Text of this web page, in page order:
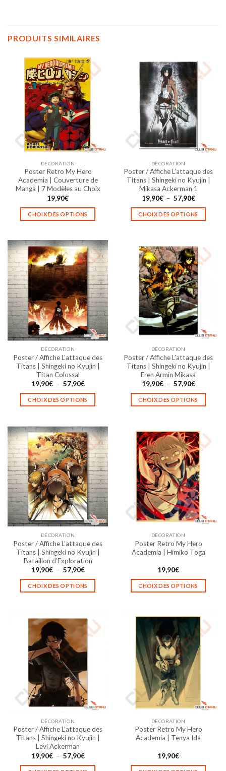
PRODUITS SIMILAIRES
DÉCORATION
Poster Retro My Hero
Academia | Couverture de
Manga | 7 Modèles au Choix
19,90€
CHOIX DES OPTIONS
a
plusieurs
variations.
Les
options
peuvent
être
choisies
sur
la
page
du
produit
DÉCORATION
Poster / Affiche L’attaque des
Titans | Shingeki no Kyujin |
Mikasa Ackerman 1
19,90€ – 57,90€Plage
prix :
19,90€
CHOIX DES OPTIONS
a
plusieurs
variations.
Les
options
peuvent
être
choisies
sur
page
du
produit
DÉCORATION
Poster / Affiche L’attaque des
Titans | Shingeki no Kyujin |
Titan Colossal
19,90€ – 57,90€Plage
prix :
19,90€
CHOIX DES OPTIONS
a
plusieurs
variations.
Les
options
peuvent
être
choisies
sur
la
page
du
produit
DÉCORATION
Poster / Affiche L’attaque des
Titans | Shingeki no Kyujin |
Eren Armin Mikasa
19,90€ – 57,90€Plage
prix :
19,90€
CHOIX DES OPTIONS
a
plusieurs
variations.
Les
options
peuvent
être
choisies
sur
page
du
DÉCORATION
Poster / Affiche L’attaque des
Titans | Shingeki no Kyujin |
Bataillon d’Exploration
19,90€ – 57,90€Plage
prix :
19,90€
CHOIX DES OPTIONS
a
plusieurs
variations.
Les
options
peuvent
être
choisies
sur
page
du
produit
DÉCORATION
Poster Retro My Hero
Academia | Himiko Toga
19,90€
CHOIX DES OPTIONS
a
plusieurs
variations.
Les
options
peuvent
être
choisies
sur
page
du
DÉCORATION
Poster / Affiche L’attaque des
Titans | Shingeki no Kyujin |
Levi Ackerman
19,90€ – 57,90€Plage
prix :
DÉCORATION
Poster Retro My Hero
Academia | Tenya Ida
19,90€